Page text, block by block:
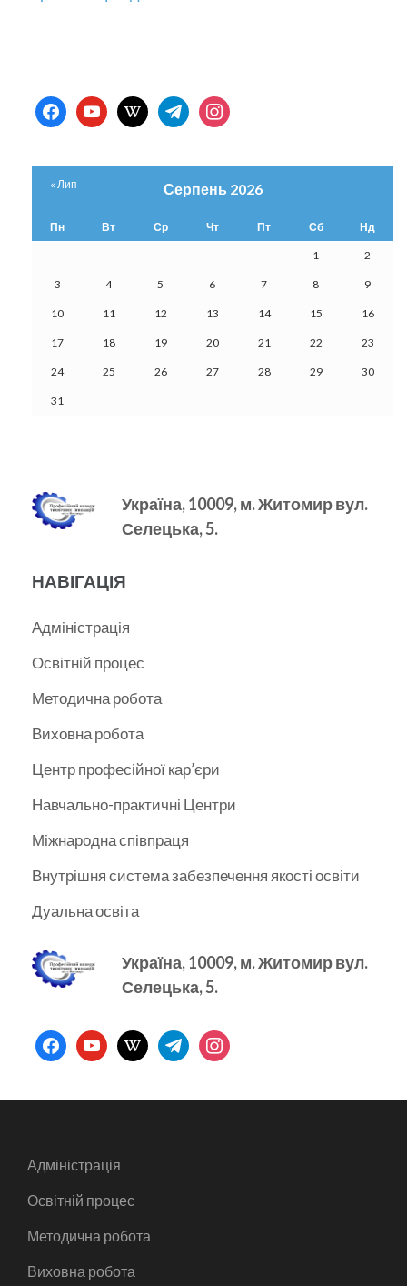
записів
facebookyoutubewikipediatelegraminstagram
Серпень 2026
Пн Вт Ср Чт Пт Сб Нд
1 2
3 4 5 6 7 8 9
10 11 12 13 14 15 16
17 18 19 20 21 22 23
24 25 26 27 28 29 30
31
« Лип
Україна, 10009, м.Житомир вул.
Селецька, 5.
НАВІГАЦІЯ
Адміністрація
Освітній процес
Методична робота
Виховна робота
Центр професійної кар’єри
Навчально-практичні Центри
Міжнародна співпраця
Внутрішня система забезпечення якості освіти
Дуальна освіта
Україна, 10009, м.Житомир вул.
Селецька, 5.
facebookyoutubewikipediatelegraminstagram
Адміністрація
Освітній процес
Методична робота
Виховна робота